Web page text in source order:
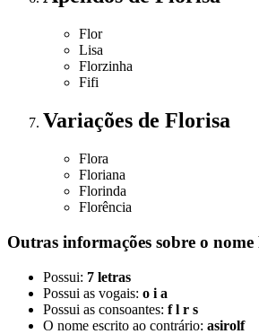
Flor
Lisa
Florzinha
Fifi
Variações de Florisa
Flora
Floriana
Florinda
Florência
Outras informações sobre o nome
Possui: 7 letras
Possui as vogais: o i a
Possui as consoantes: f l r s
O nome escrito ao contrário: asirolf